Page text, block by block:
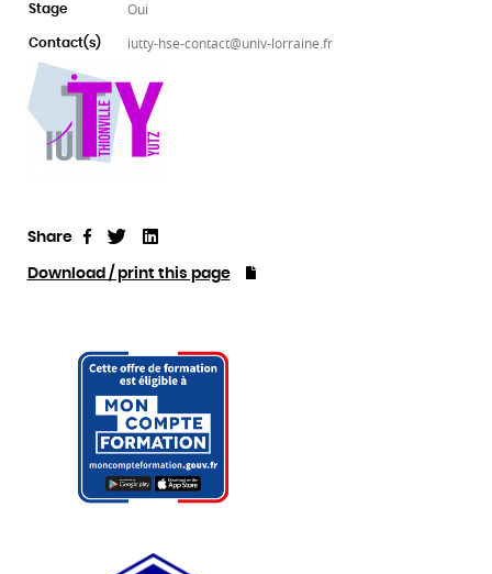
Stage Oui
Contact(s) iutty-hse-contact@univ-lorraine.fr
Share ShareTweet
Download / print this page